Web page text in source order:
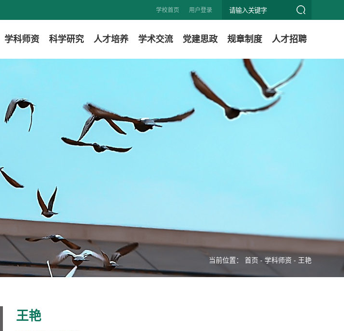
学校首页 用户登录
学科师资 科学研究 人才培养 学术交流 党建思政 规章制度 人才招聘
当前位置： 首页 - 学科师资 - 王艳
王艳